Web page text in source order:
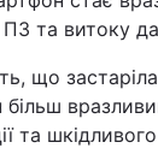
та витоку
що
та